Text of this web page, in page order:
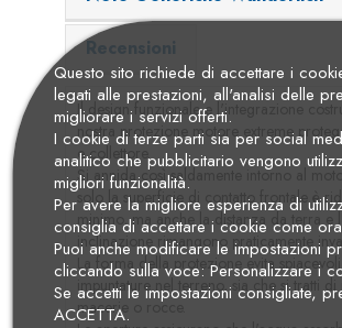
Recensioni
Il design funzionale e l'integrazione
nostra protezione motore extreme
e collettore.
Si annida così saldamente intorno al
solo la superficie di contatto frontale è
minimo, ma anche la distanza da terra
inclinazione rimangono praticamente
La forma della protezione evita spiacevoli
impuntature nel terreno, sia che si tratti
macerie o rocce.
Questo sito richiede di accettare i
legati alle prestazioni, all'analisi delle
migliorare i servizi offerti.
I cookie di terze parti sia per social
analitico che pubblicitario vengono
migliori funzionalità.
Per avere la migliore esperienza di
consiglia di accettare i cookie come
Puoi anche modificare le impostazioni
cliccando sulla voce: Personalizzare i
Se accetti le impostazioni consigliate,
ACCETTA.